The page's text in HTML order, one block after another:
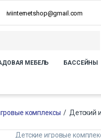
iviinternetshop@gmail.com
МЕБЕЛЬ БАССЕЙНЫ
комплексы / Детский
Детские игровые